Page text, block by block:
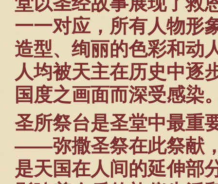
一一对应，所有人物形
造型、绚丽的色彩和动
人均被天主在历史中逐
国度之画面而深受感染
圣所祭台是圣堂中最重
——弥撒圣祭在此祭献
是天国在人间的延伸部